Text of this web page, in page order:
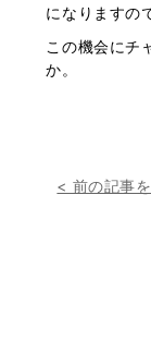
になりますの
この機会にチ
か。
< 前の記事